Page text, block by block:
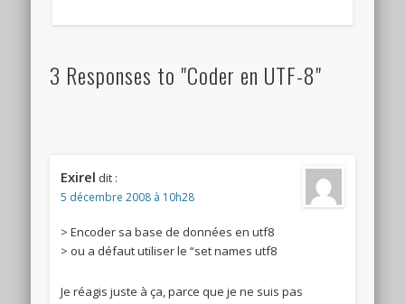
3 Responses to "Coder en UTF-8"
Exirel dit :
5 décembre 2008 à 10h28
> Encoder sa base de données en utf8
> ou a défaut utiliser le “set names utf8
Je réagis juste à ça, parce que je ne suis pas